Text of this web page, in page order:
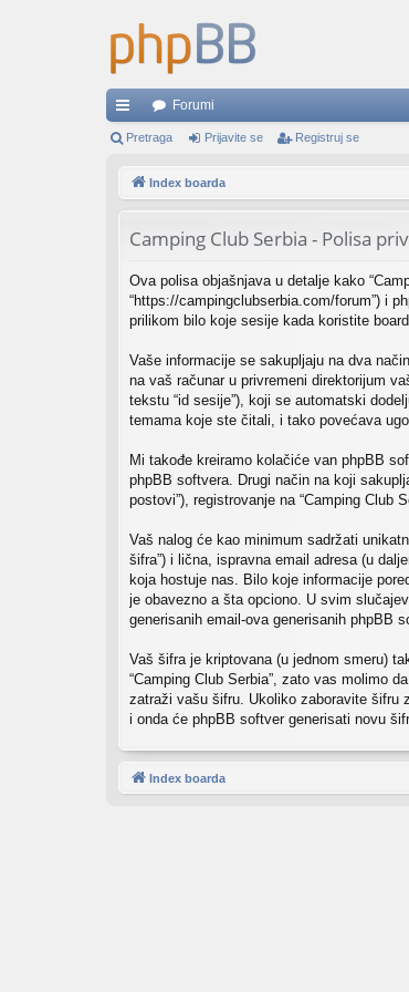
rzi
Forumi
Pretraga Prijavite se Registruj se
Index boarda
Camping Club Serbia - Polisa
Ova polisa objašnjava u detalje kako
“https://campingclubserbia.com/forum”) i
prilikom bilo koje sesije kada koristite
Vaše informacije se sakupljaju na dva
na vaš računar u privremeni direktorijum
tekstu “id sesije”), koji se automatski
temama koje ste čitali, i tako povećava
Mi takođe kreiramo kolačiće van phpBB
phpBB softvera. Drugi način na koji
postovi”), registrovanje na “Camping Club
Vaš nalog će kao minimum sadržati
šifra”) i lična, ispravna email adresa (u
koja hostuje nas. Bilo koje informacije
je obavezno a šta opciono. U svim
generisanih email-ova generisanih phpBB
Vaš šifra je kriptovana (u jednom smeru)
“Camping Club Serbia”, zato vas molimo
zatraži vašu šifru. Ukoliko zaboravite šifru
i onda će phpBB softver generisati novu
Index boarda